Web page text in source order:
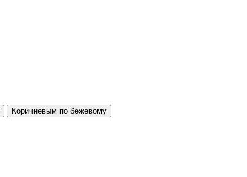
Коричневым по бежевому